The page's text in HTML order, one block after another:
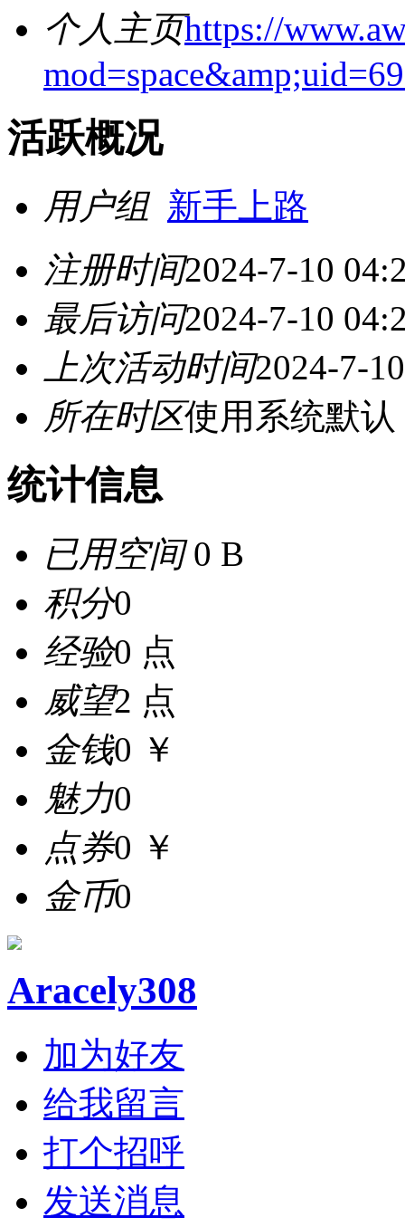
个人主页https://
活跃概况
用户组 新手上路
注册时间2024-7-10
最后访问2024-7-10
上次活动时间2024-7-
所在时区使用系统默认
统计信息
已用空间0 B
积分0
经验0 点
威望2 点
金钱0 ￥
魅力0
点券0 ￥
金币0
Aracely308
加为好友
给我留言
打个招呼
发送消息